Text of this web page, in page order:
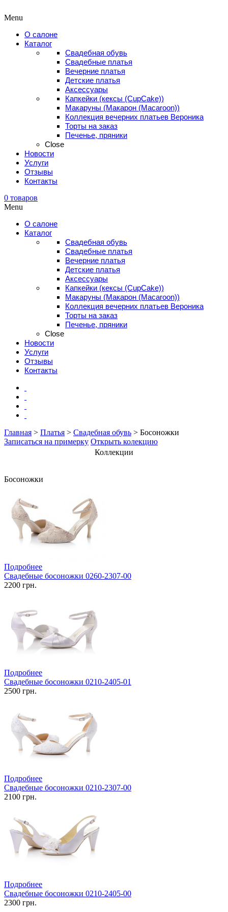
Menu
О салоне
Каталог
Свадебная обувь
Свадебные платья
Вечерние платья
Детские платья
Аксессуары
Капкейки (кексы (CupCake))
Макаруны (Макарон (Мacaroon))
Коллекция вечерних платьев Вероника
Торты на заказ
Печенье, пряники
Close
Новости
Услуги
Отзывы
Контакты
0 товаров
Menu
О салоне
Каталог
Свадебная обувь
Свадебные платья
Вечерние платья
Детские платья
Аксессуары
Капкейки (кексы (CupCake))
Макаруны (Макарон (Мacaroon))
Коллекция вечерних платьев Вероника
Торты на заказ
Печенье, пряники
Close
Новости
Услуги
Отзывы
Контакты
Главная > Платья > Свадебная обувь > Босоножки
Записаться на примерку Открыть колекцию
Коллекции
Босоножки
Подробнее
Свадебные босоножки 0260-2307-00
2200 грн.
Подробнее
Свадебные босоножки 0210-2405-01
2500 грн.
Подробнее
Свадебные босоножки 0210-2307-00
2100 грн.
Подробнее
Свадебные босоножки 0210-2405-00
2300 грн.